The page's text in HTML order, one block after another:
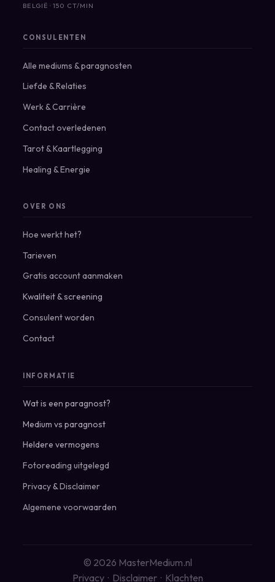
BELGIË · 150 CT/MIN
CONSULENTEN
Alle mediums & paragnosten
Liefde & Relaties
Werk & Carrière
Contact overledenen
Tarot & Kaartlegging
Healing & Energie
OVER ONS
Hoe werkt het?
Tarieven
Gratis account aanmaken
Kwaliteit & screening
Consulent worden
Contact
INFORMATIE
Wat is een paragnost?
Medium vs paragnost
Heldere vermogens
Fotoreading uitgelegd
Privacy&Disclaimer
Algemene voorwaarden
© 2026 MasterMedium.nl
Privacy· Disclaimer· Klachten